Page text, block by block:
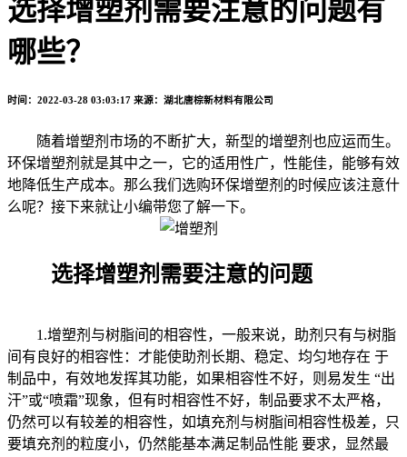
选择增塑剂需要注意的问题有
哪些？
时间：2022-03-28 03:03:17 来源：湖北唐棕新材料有限公司
随着增塑剂市场的不断扩大，新型的增塑剂也应运而生。
环保增塑剂就是其中之一，它的适用性广，性能佳，能够有效
地降低生产成本。那么我们选购环保增塑剂的时候应该注意什
么呢？接下来就让小编带您了解一下。
选择增塑剂需要注意的问题
1.增塑剂与树脂间的相容性，一般来说，助剂只有与树脂
间有良好的相容性：才能使助剂长期、稳定、均匀地存在 于
制品中，有效地发挥其功能，如果相容性不好，则易发生 “出
汗”或“喷霜”现象，但有时相容性不好，制品要求不太严格，
仍然可以有较差的相容性，如填充剂与树脂间相容性极差，只
要填充剂的粒度小，仍然能基本满足制品性能 要求，显然最